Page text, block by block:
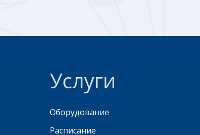
Услуги
Оборудование
Расписание